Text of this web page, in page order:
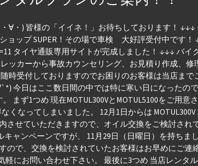
∀・) 皆様の「イイネ！」お待ちしております！ ↓↓↓
ョップ SUPER！その場で車検 大好評受付中です
タイヤ通販専用サイトが完成しました！ ↓↓↓ バイ
ッカーから事故カウンセリング、お見積り作成、
時受付しておりますのでお困りのお客様は当店まで
日はここ数日間の中では特に寒い日になったので
まず1つめ 現在MOTUL300VとMOTUL5100をご用意
なってしまいました。 12月1日からは
させていただきますので、オイル交換をご検討され
ャンペーンですが、 11月29日（日曜日）を持ちま
で、交換を検討されていたお客様はお早めにご連
にお問い合わせ下さい。 最後に3つめ 当店レンタ